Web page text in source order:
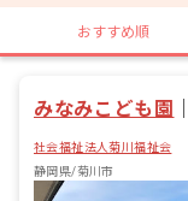
おすすめ順
みなみこども園
社会福祉法人菊川福祉会
静岡県/菊川市